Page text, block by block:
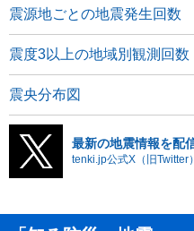
震源地ごとの地震発生回数
震度3以上の地域別観測回数
震央分布図
最新の地震情報を配
tenki.jp公式X（旧Twitter